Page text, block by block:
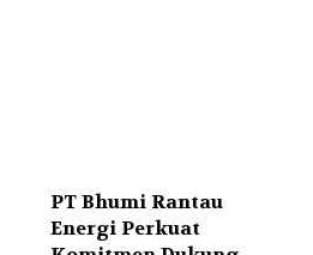
PT Bhumi Rantau
Energi Perkuat